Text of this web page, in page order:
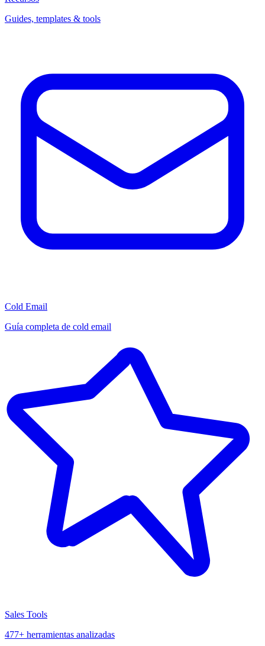
Guides, templates & tools
Cold Email
Guía completa de cold email
Sales Tools
477+ herramientas analizadas